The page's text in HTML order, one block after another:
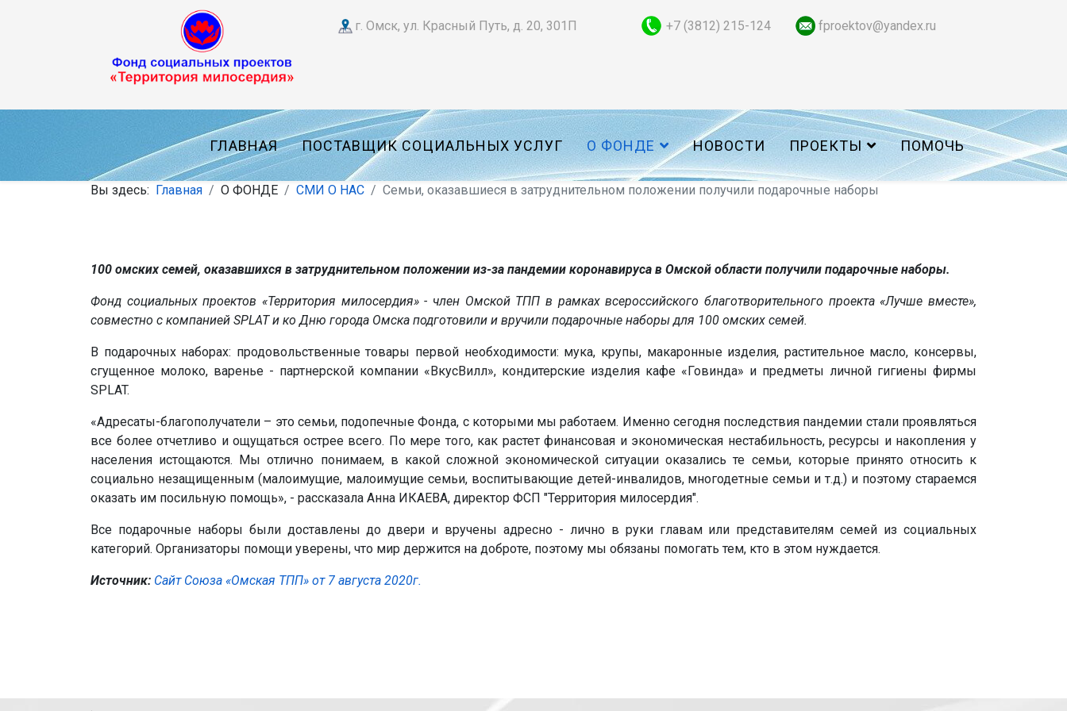
г. Омск, ул. Красный Путь, д. 20, 301П +7 (3812) 215-124 fproektov@yandex.ru
ГЛАВНАЯ ПОСТАВЩИК СОЦИАЛЬНЫХ УСЛУГ О ФОНДЕ НОВОСТИ ПРОЕКТЫ ПОМОЧЬ
Вы здесь: Главная О ФОНДЕ СМИ О НАС Семьи, оказавшиеся в затруднительном положении получили подарочные наборы
100 омских семей, оказавшихся в затруднительном положении из-за пандемии коронавируса в Омской области получили подарочные наборы.
Фонд социальных проектов «Территория милосердия» - член Омской ТПП в рамках всероссийского благотворительного проекта «Лучше вместе»,
совместно с компанией SPLAT и ко Дню города Омска подготовили и вручили подарочные наборы для 100 омских семей.
В подарочных наборах: продовольственные товары первой необходимости: мука, крупы, макаронные изделия, растительное масло, консервы,
сгущенное молоко, варенье - партнерской компании «ВкусВилл», кондитерские изделия кафе «Говинда» и предметы личной гигиены фирмы
SPLAT.
«Адресаты-благополучатели – это семьи, подопечные Фонда, с которыми мы работаем. Именно сегодня последствия пандемии стали проявляться
все более отчетливо и ощущаться острее всего. По мере того, как растет финансовая и экономическая нестабильность, ресурсы и накопления у
населения истощаются. Мы отлично понимаем, в какой сложной экономической ситуации оказались те семьи, которые принято относить к
социально незащищенным (малоимущие, малоимущие семьи, воспитывающие детей-инвалидов, многодетные семьи и т.д.) и поэтому стараемся
оказать им посильную помощь», - рассказала Анна ИКАЕВА, директор ФСП "Территория милосердия".
Все подарочные наборы были доставлены до двери и вручены адресно - лично в руки главам или представителям семей из социальных
категорий. Организаторы помощи уверены, что мир держится на доброте, поэтому мы обязаны помогать тем, кто в этом нуждается.
Источник: Сайт Союза «Омская ТПП» от 7 августа 2020г.
.